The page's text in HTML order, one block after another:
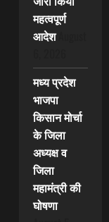
महत्वपूर्ण
आदेश
मध्य प्रदेश
भाजपा
किसान मोर्चा
के जिला
अध्यक्ष व
जिला
महामंत्री की
घोषणा